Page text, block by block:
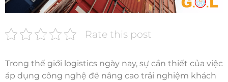
Rate this post
Trong thế giới logistics ngày nay, sự cần thiết của việc
áp dụng công nghệ để nâng cao trải nghiệm khách